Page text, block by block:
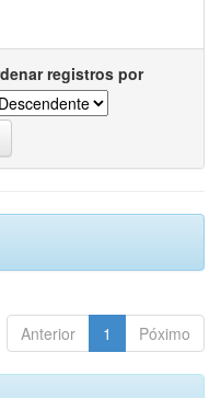
registros por
Anterior 1 Póximo